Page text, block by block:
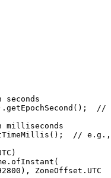
//
milliseconds
// e.g.,
ZoneOffset.UTC